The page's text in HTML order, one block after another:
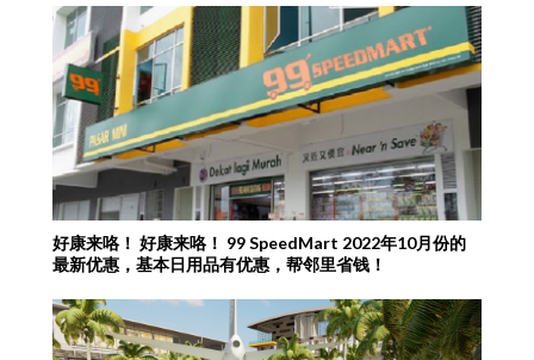
好康来咯！ 好康来咯！ 99 SpeedMart 2022年10月份的
最新优惠，基本日用品有优惠，帮邻里省钱！